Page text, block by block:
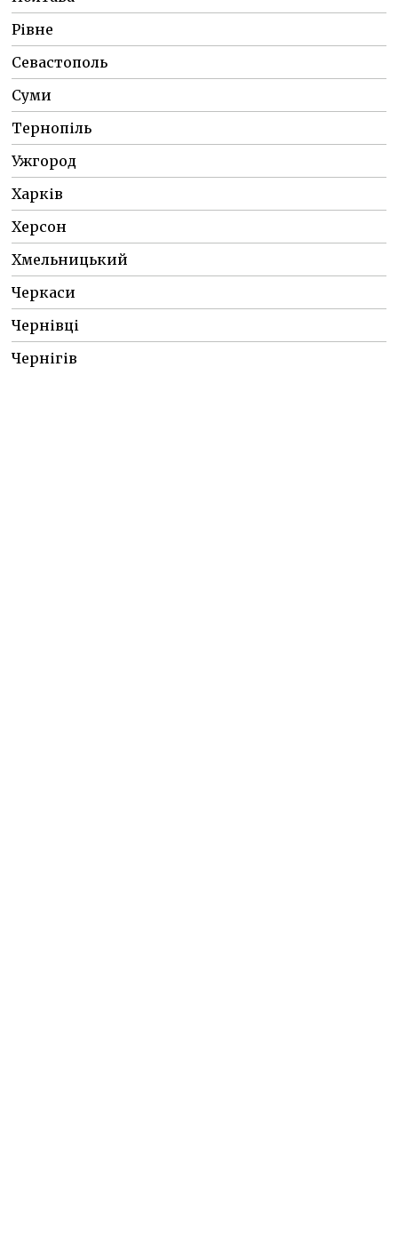
Рівне
Севастополь
Суми
Тернопіль
Ужгород
Харків
Херсон
Хмельницький
Черкаси
Чернівці
Чернігів